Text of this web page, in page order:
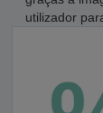
utilizador